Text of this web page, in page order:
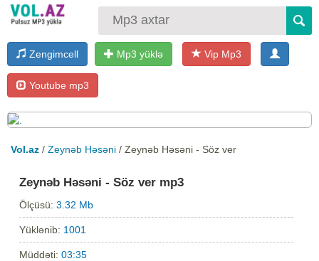
Zengimcell Mp3 yüklə Vip Mp3
Youtube mp3
Vol.az / Zeynəb Həsəni / Zeynəb Həsəni - Söz ver
Zeynəb Həsəni - Söz ver mp3
Ölçüsü:3.32 Mb
Yüklənib: 1001
Müddəti:03:35